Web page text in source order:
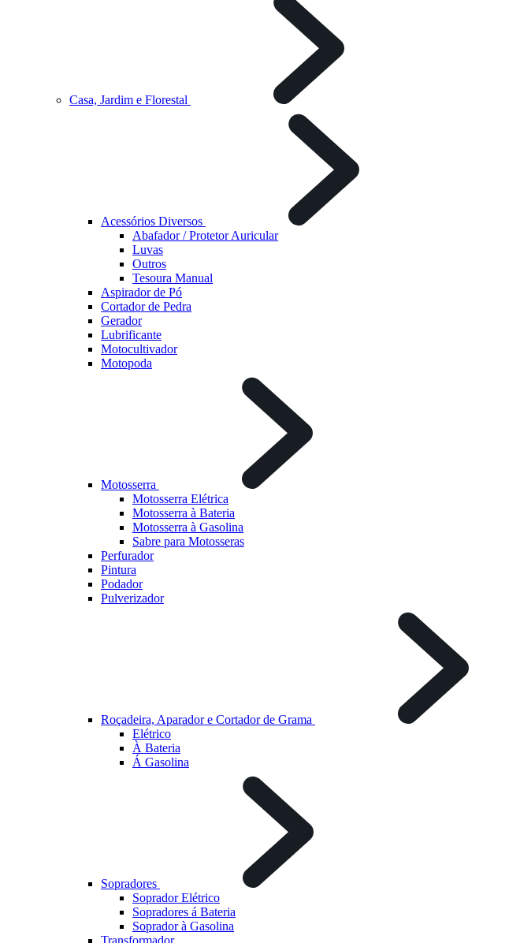
Casa, Jardim e Florestal
Acessórios Diversos
Abafador / Protetor Auricular
Luvas
Outros
Tesoura Manual
Aspirador de Pó
Cortador de Pedra
Gerador
Lubrificante
Motocultivador
Motopoda
Motosserra
Motosserra Elétrica
Motosserra à Bateria
Motosserra à Gasolina
Sabre para Motosseras
Perfurador
Pintura
Podador
Pulverizador
Roçadeira, Aparador e Cortador de Grama
Elétrico
À Bateria
Á Gasolina
Sopradores
Soprador Elétrico
Sopradores á Bateria
Soprador à Gasolina
Transformador